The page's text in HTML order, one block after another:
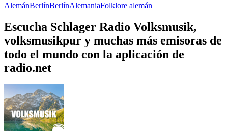
AlemánBerlínBerlínAlemaniaFolklore alemán
Escucha Schlager Radio Volksmusik,
volksmusikpur y muchas más emisoras de
todo el mundo con la aplicación de
radio.net